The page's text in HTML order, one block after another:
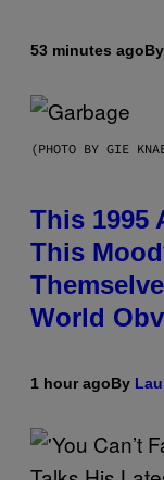
53 minutes agoBy
(PHOTO BY GIE
This 1995
This
World
1 hour agoBy